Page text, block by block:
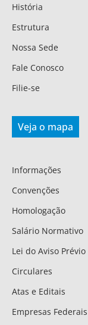
História
Estrutura
Nossa Sede
Fale Conosco
Filie-se
Veja o mapa
Informações
Convenções
Homologação
Salário Normativo
Lei do Aviso Prévio
Circulares
Atas e Editais
Empresas Federais